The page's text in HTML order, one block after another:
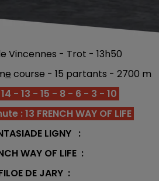
Vincennes - Trot - 13h50
e course - 15 partants - 2700 m
- 13 - 15 - 8 - 6 - 3 - 10
: 13 FRENCH WAY OF LIFE
LIGNY :
WAY OF LIFE :
DE JARY :